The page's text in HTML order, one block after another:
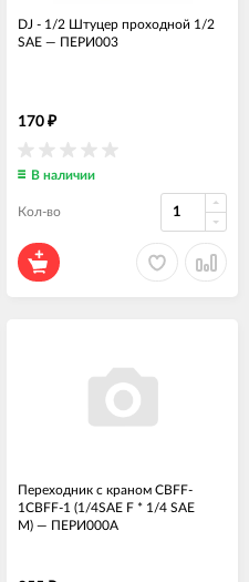
DJ - 1/2 Штуцер проходной 1/2
SAE — ПЕРИ003
170 ₽
В наличии
Кол-во
Переходник с краном CBFF-
1CBFF-1 (1/4SAE F * 1/4 SAE
M) — ПЕРИ000А